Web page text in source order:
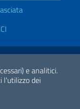
e analitici.
l'utilizzo dei